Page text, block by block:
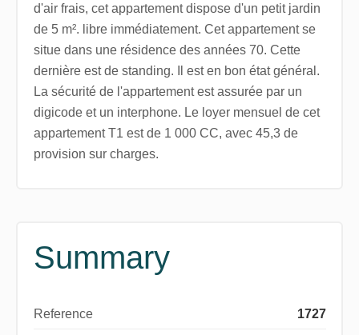
d'air frais, cet appartement dispose d'un petit jardin
de 5 m². libre immédiatement. Cet appartement se
situe dans une résidence des années 70. Cette
dernière est de standing. Il est en bon état général.
La sécurité de l'appartement est assurée par un
digicode et un interphone. Le loyer mensuel de cet
appartement T1 est de 1 000 CC, avec 45,3 de
provision sur charges.
Summary
Reference 1727